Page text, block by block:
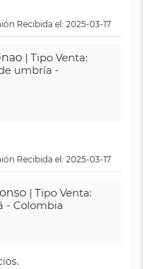
Recibida el: 2025-03-17
| Tipo Venta:
umbría -
Recibida el: 2025-03-17
| Tipo Venta:
- Colombia